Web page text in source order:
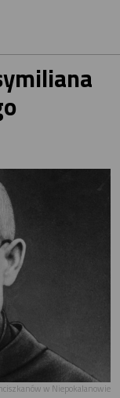
w Niepokalanowie